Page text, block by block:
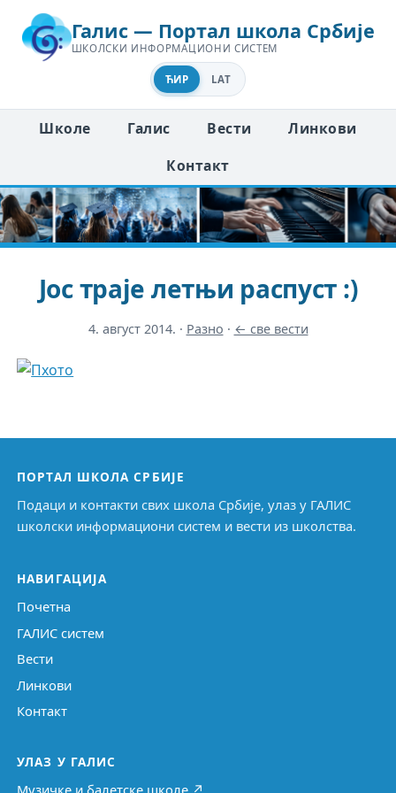
Галис — Портал школа Србије
ШКОЛСКИ ИНФОРМАЦИОНИ СИСТЕМ
ЋИР LAT
Школе Галис Вести
Линкови
Контакт
Јос траје летњи распуст :)
4. август 2014. · Разно · ← све вести
ПОРТАЛ ШКОЛА СРБИЈЕ
Подаци и контакти свих школа Србије, улаз у ГАЛИС
школски информациони систем и вести из школства.
НАВИГАЦИЈА
Почетна
ГАЛИС систем
Вести
Линкови
Контакт
УЛАЗ У ГАЛИС